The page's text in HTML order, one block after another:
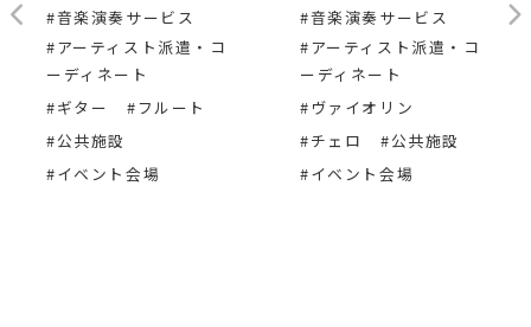
#音楽演奏サービス
#アーティスト派遣・コ
ーディネート
#ギター
#フルート
#公共施設
#イベント会場
#音楽演奏サービス
#アーティスト派遣・コ
ーディネート
#ヴァイオリン
#チェロ
#公共施設
#イベント会場